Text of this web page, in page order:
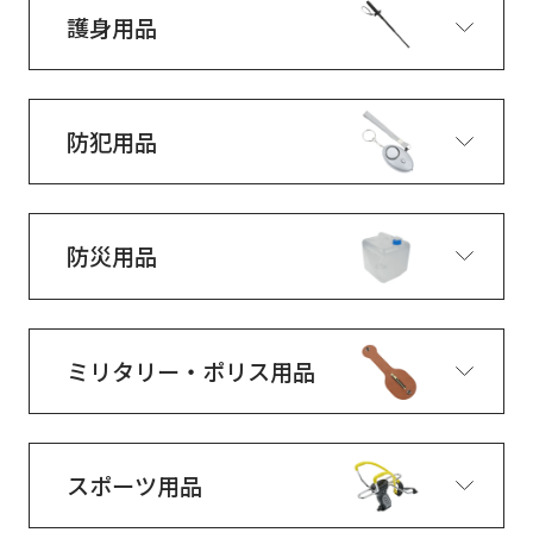
護身用品
防犯用品
防災用品
ミリタリー・ポリス用品
スポーツ用品